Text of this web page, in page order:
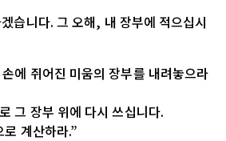
습니다. 그 오해, 내 장부에 적으십시
에 쥐어진 미움의 장부를 내려놓으라
그 장부 위에 다시 쓰십니다.
계산하라.”